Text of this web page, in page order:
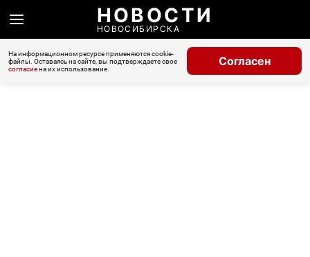
НОВОСТИ
НОВОСИБИРСКА
На информационном ресурсе применяются cookie-
файлы. Оставаясь на сайте, вы подтверждаете свое
согласиена их использование.
Согласен